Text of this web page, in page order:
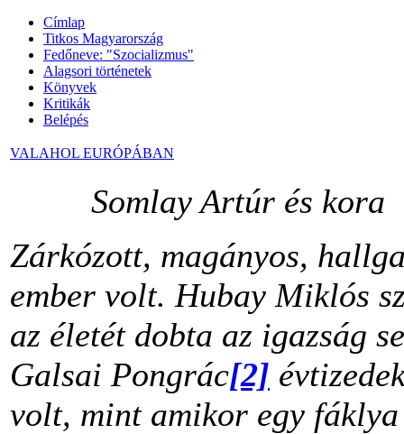
Címlap
Titkos Magyarország
Fedőneve: "Szocializmus"
Alagsori történetek
Könyvek
Kritikák
Belépés
VALAHOL EURÓPÁBAN
Somlay Artúr és kora
Zárkózott, magányos,
ember volt. Hubay Miklós
az életét dobta az igazság
Galsai Pongrác[2]
volt, mint amikor egy